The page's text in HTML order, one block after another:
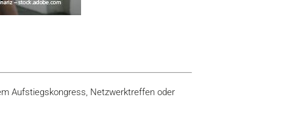
Aufstiegskongress, Netzwerktreffen oder